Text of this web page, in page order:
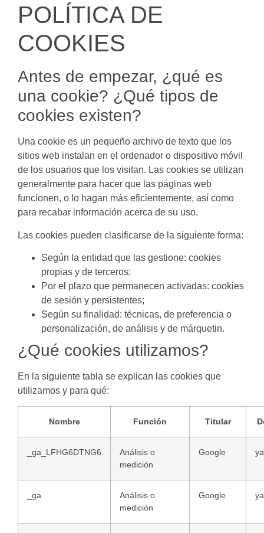
POLÍTICA DE
COOKIES
Antes de empezar, ¿qué es
una cookie? ¿Qué tipos de
cookies existen?
Una cookie es un pequeño archivo de texto que los
sitios web instalan en el ordenador o dispositivo móvil
de los usuarios que los visitan. Las cookies se utilizan
generalmente para hacer que las páginas web
funcionen, o lo hagan más eficientemente, así como
para recabar información acerca de su uso.
Las cookies pueden clasificarse de la siguiente forma:
Según la entidad que las gestione: cookies
propias y de terceros;
Por el plazo que permanecen activadas: cookies
de sesión y persistentes;
Según su finalidad: técnicas, de preferencia o
personalización, de análisis y de márquetin.
¿Qué cookies utilizamos?
En la siguiente tabla se explican las cookies que
utilizamos y para qué:
Nombre Función Titular
_ga_LFHG6DTNG6
Análisis o
medición
Google
_ga
Análisis o
medición
Google